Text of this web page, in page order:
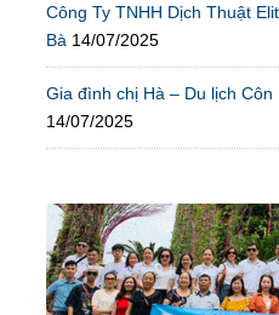
Công Ty TNHH Dịch Thuật
Bà 14/07/2025
Gia đình chị Hà – Du lịch Côn
14/07/2025